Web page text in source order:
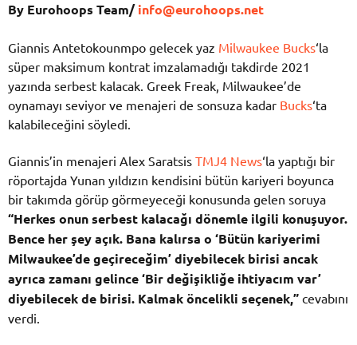
By Eurohoops Team/info@eurohoops.net
Giannis Antetokounmpo gelecek yaz Milwaukee Bucks‘la
süper maksimum kontrat imzalamadığı takdirde 2021
yazında serbest kalacak. Greek Freak, Milwaukee’de
oynamayı seviyor ve menajeri de sonsuza kadar Bucks‘ta
kalabileceğini söyledi.
Giannis’in menajeri Alex Saratsis TMJ4 News‘la yaptığı bir
röportajda Yunan yıldızın kendisini bütün kariyeri boyunca
bir takımda görüp görmeyeceği konusunda gelen soruya
“Herkes onun serbest kalacağı dönemle ilgili konuşuyor.
Bence her şey açık. Bana kalırsa o ‘Bütün kariyerimi
Milwaukee’de geçireceğim’ diyebilecek birisi ancak
ayrıca zamanı gelince ‘Bir değişikliğe ihtiyacım var’
diyebilecek de birisi. Kalmak öncelikli seçenek,” cevabını
verdi.